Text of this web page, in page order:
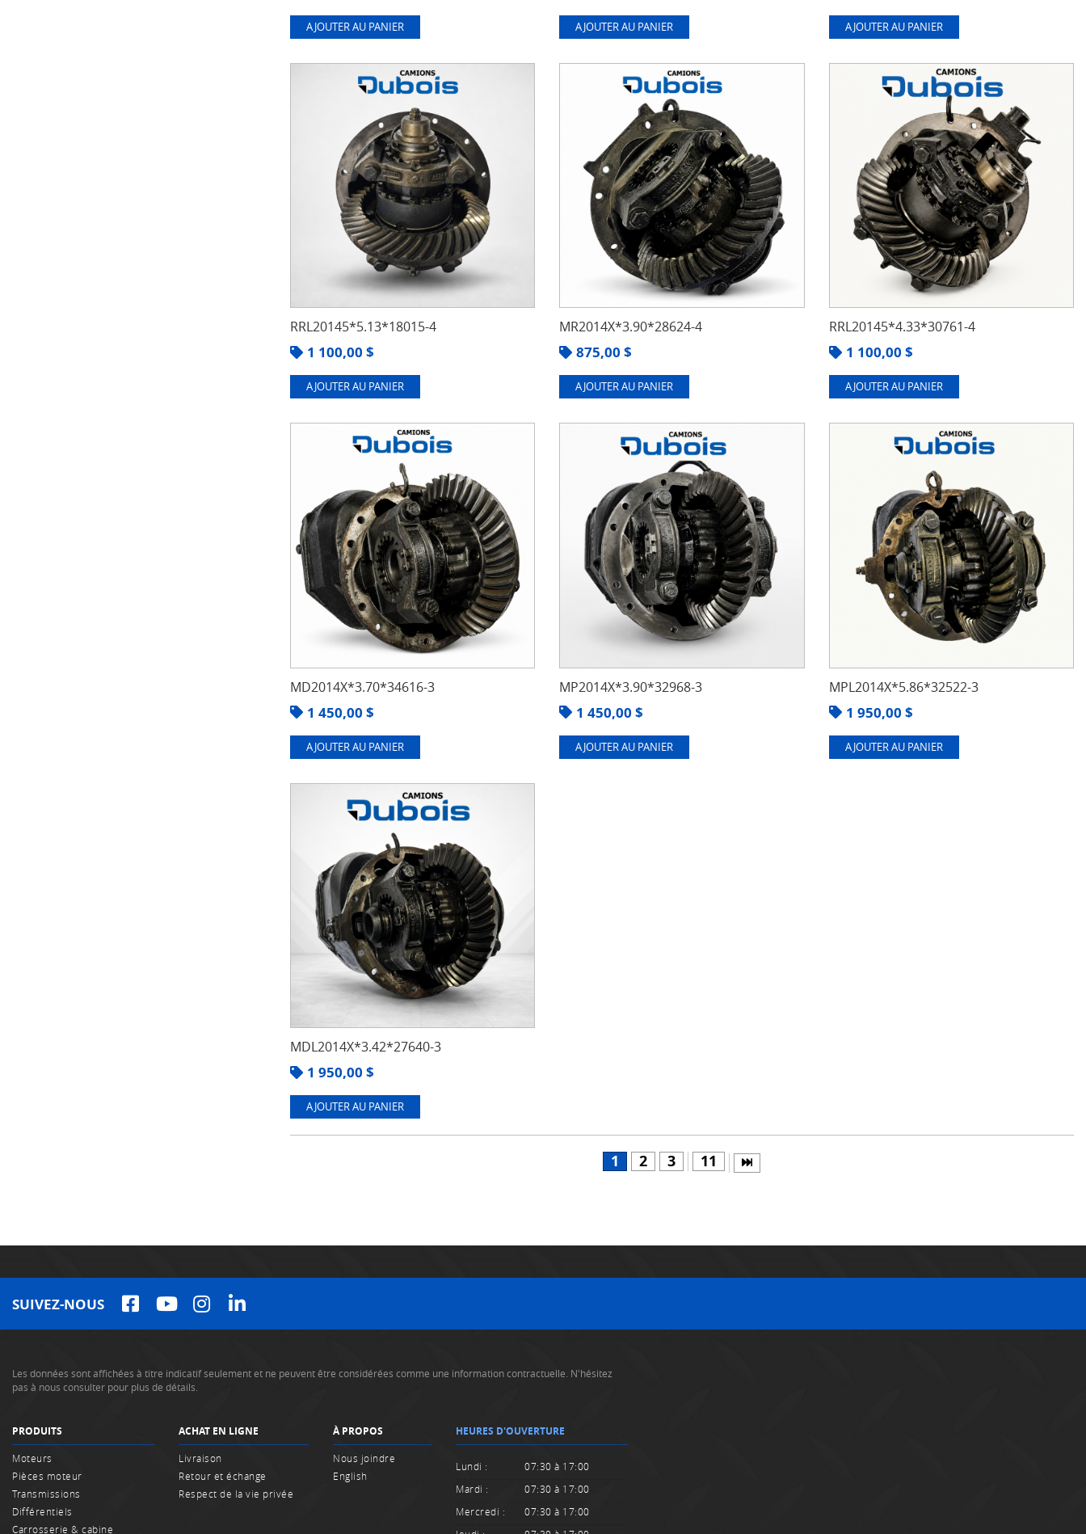
AJOUTER AU PANIER AJOUTER AU PANIER AJOUTER AU PANIER
RRL20145*5.13*18015-4
1 100,00 $
AJOUTER AU PANIER
MR2014X*3.90*28624-4
875,00 $
AJOUTER AU PANIER
RRL20145*4.33*30761-4
1 100,00 $
AJOUTER AU PANIER
MD2014X*3.70*34616-3
1 450,00 $
AJOUTER AU PANIER
MP2014X*3.90*32968-3
1 450,00 $
AJOUTER AU PANIER
MPL2014X*5.86*32522-3
1 950,00 $
AJOUTER AU PANIER
MDL2014X*3.42*27640-3
1 950,00 $
AJOUTER AU PANIER
1 2 3 11
SUIVEZ-NOUS
Les données sont affichées à titre indicatif seulement et ne peuvent être considérées comme une information contractuelle. N'hésitez
pas à nous consulter pour plus de détails.
PRODUITS
Moteurs
Pièces moteur
Transmissions
Différentiels
Carrosserie & cabine
ACHAT EN LIGNE
Livraison
Retour et échange
Respect de la vie privée
À PROPOS
Nous joindre
English
HEURES D'OUVERTURE
Lundi :
07:30 à 17:00
Mardi :
07:30 à 17:00
Mercredi :
07:30 à 17:00